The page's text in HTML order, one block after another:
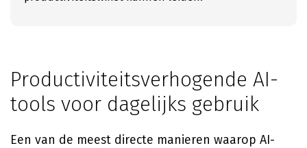
Productiviteitsverhogende AI-
tools voor dagelijks gebruik
Een van de meest directe manieren waarop AI-